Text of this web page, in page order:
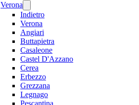
Verona
Indietro
Verona
Angiari
Buttapietra
Casaleone
Castel D'Azzano
Cerea
Erbezzo
Grezzana
Legnago
Pescantina